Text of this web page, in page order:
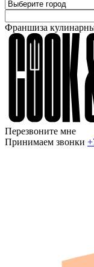
Франшиза
Перезвоните мне
Принимаем звонки